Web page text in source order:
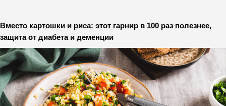
Вместо картошки и риса: этот гарнир в 100 раз полезнее,
защита от диабета и деменции